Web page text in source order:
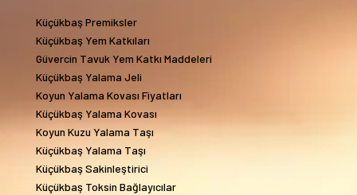
Küçükbaş Premiksler
Küçükbaş Yem Katkıları
Güvercin Tavuk Yem Katkı Maddeleri
Küçükbaş Yalama Jeli
Koyun Yalama Kovası Fiyatları
Küçükbaş Yalama Kovası
Koyun Kuzu Yalama Taşı
Küçükbaş Yalama Taşı
Küçükbaş Sakinleştirici
Küçükbaş Toksin Bağlayıcılar